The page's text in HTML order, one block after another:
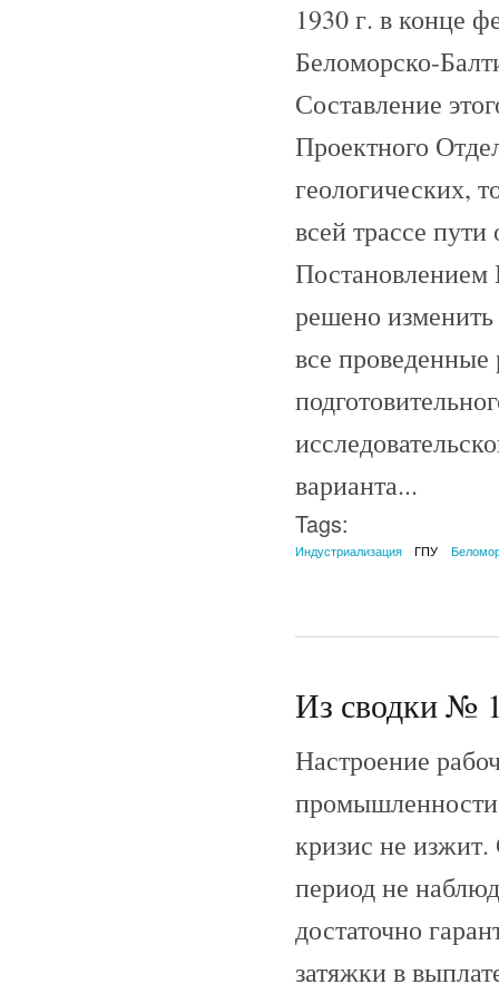
1930 г. в конце
Беломорско-
Составление
Проектного
геологических,
всей трассе
Постановлением
решено
все проведенные
варианта...
Tags:
Индустриализация ГПУ
Из сводки №
Настроение
кризис не
период не
достаточно
затяжки в